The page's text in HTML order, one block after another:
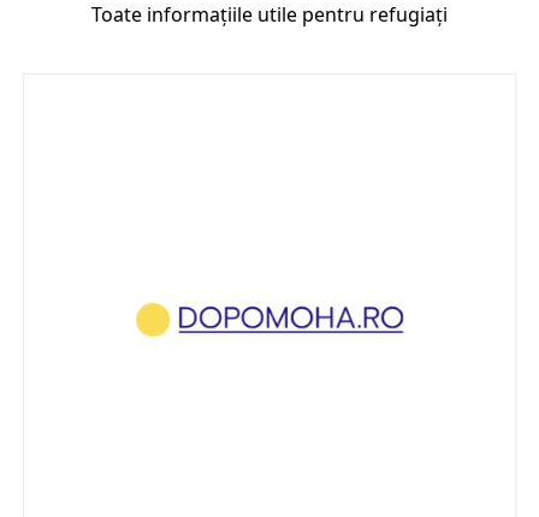
Toate informațiile utile pentru refugiați